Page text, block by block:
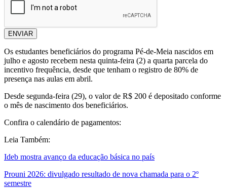
ENVIAR
Os estudantes beneficiários do programa Pé-de-Meia nascidos em
julho e agosto recebem nesta quinta-feira (2) a quarta parcela do
incentivo frequência, desde que tenham o registro de 80% de
presença nas aulas em abril.
Desde segunda-feira (29), o valor de R$ 200 é depositado conforme
o mês de nascimento dos beneficiários.
Confira o calendário de pagamentos:
Leia Também:
Ideb mostra avanço da educação básica no país
Prouni 2026: divulgado resultado de nova chamada para o 2º
semestre